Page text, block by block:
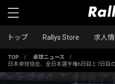
トップ Rallys Store 求人
TOP / 卓球ニュース
/
日本卓球協会、全日本選手権6日目と7日目